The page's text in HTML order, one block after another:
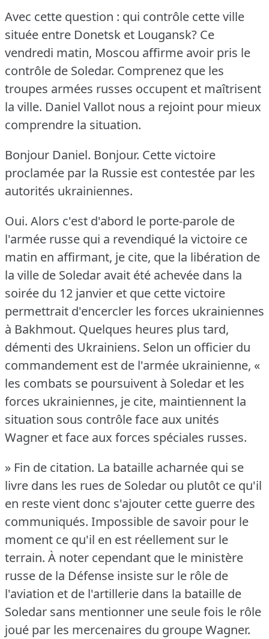
Avec cette question : qui contrôle cette ville
située entre Donetsk et Lougansk? Ce
vendredi matin, Moscou affirme avoir pris le
contrôle de Soledar. Comprenez que les
troupes armées russes occupent et maîtrisent
la ville. Daniel Vallot nous a rejoint pour mieux
comprendre la situation.
Bonjour Daniel. Bonjour. Cette victoire
proclamée par la Russie est contestée par les
autorités ukrainiennes.
Oui. Alors c'est d'abord le porte-parole de
l'armée russe qui a revendiqué la victoire ce
matin en affirmant, je cite, que la libération de
la ville de Soledar avait été achevée dans la
soirée du 12 janvier et que cette victoire
permettrait d'encercler les forces ukrainiennes
à Bakhmout. Quelques heures plus tard,
démenti des Ukrainiens. Selon un officier du
commandement est de l'armée ukrainienne, «
les combats se poursuivent à Soledar et les
forces ukrainiennes, je cite, maintiennent la
situation sous contrôle face aux unités
Wagner et face aux forces spéciales russes.
» Fin de citation. La bataille acharnée qui se
livre dans les rues de Soledar ou plutôt ce qu'il
en reste vient donc s'ajouter cette guerre des
communiqués. Impossible de savoir pour le
moment ce qu'il en est réellement sur le
terrain. À noter cependant que le ministère
russe de la Défense insiste sur le rôle de
l'aviation et de l'artillerie dans la bataille de
Soledar sans mentionner une seule fois le rôle
joué par les mercenaires du groupe Wagner.